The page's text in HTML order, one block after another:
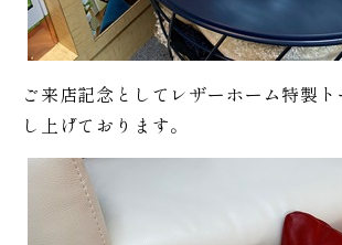
ご来店記念としてレザーホーム特製
し上げております。